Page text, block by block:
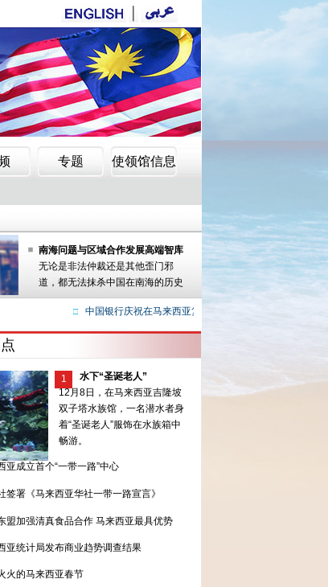
正寻找另外线索
寻找另外线索
南海问题与区域合作发展高端智库
学术研讨会
无论是非法仲裁还是其他歪门邪
道，都无法抹杀中国在南海的历史
性权利。
中国银行庆祝在马来西亚复业十五周年